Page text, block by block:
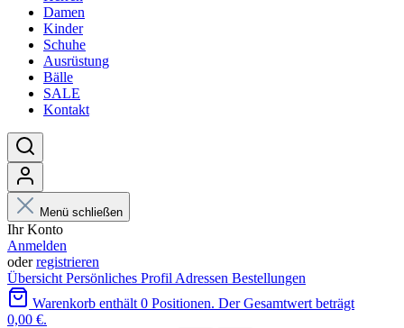
Damen
Kinder
Schuhe
Ausrüstung
Bälle
SALE
Kontakt
Menü schließen
Ihr Konto
Anmelden
oderregistrieren
Übersicht Persönliches Profil Adressen Bestellungen
Warenkorb enthält 0 Positionen. Der Gesamtwert beträgt
0,00 €.